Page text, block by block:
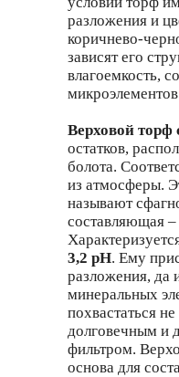
разложения и
коричнево-
зависят его
влагоемкость,
Верховой торф
остатков,
болота.
из атмосферы.
называют
составляющая
3,2 рН. Ему
разложения, да
минеральных
похвастаться
долговечным и
фильтром.
основа для